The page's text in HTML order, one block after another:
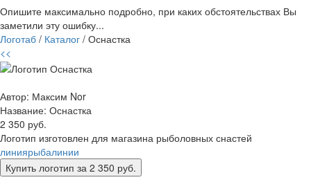
Опишите максимально подробно, при каких обстоятельствах Вы
заметили эту ошибку...
Логотаб / Каталог / Оснастка
<<
Автор: Максим Nor
Название: Оснастка
2 350 руб.
Логотип изготовлен для магазина рыболовных снастей
линиярыбалинии